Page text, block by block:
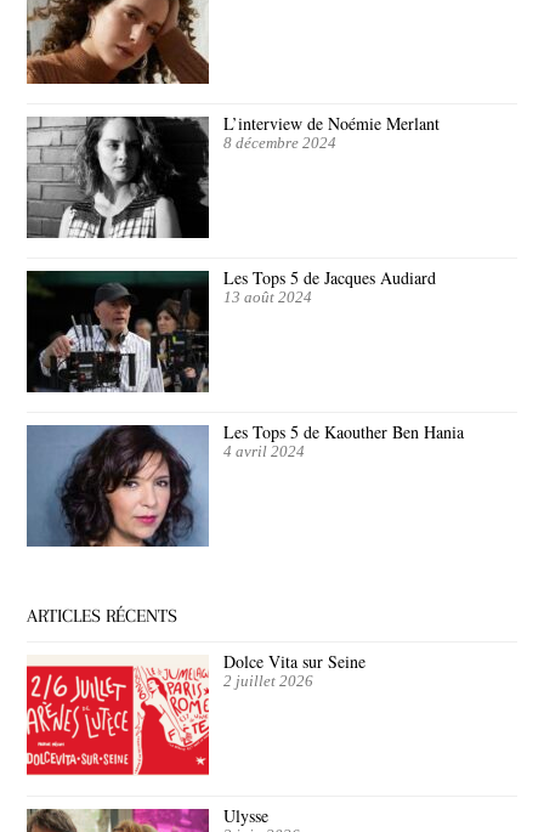
L’interview de Noémie Merlant
8 décembre 2024
Les Tops 5 de Jacques Audiard
13 août 2024
Les Tops 5 de Kaouther Ben Hania
4 avril 2024
ARTICLES RÉCENTS
Dolce Vita sur Seine
2 juillet 2026
Ulysse